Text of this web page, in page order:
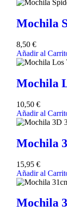
Mochila
8,50 €
Añadir al
Mochila
10,50 €
Añadir al
Mochila
15,95 €
Añadir al
Mochila